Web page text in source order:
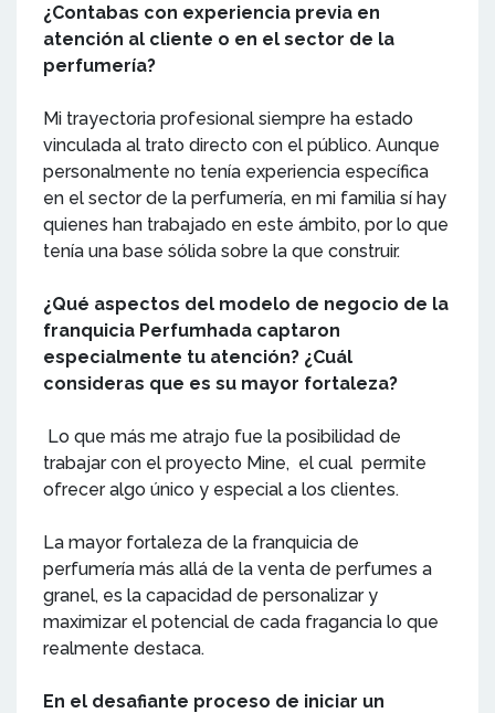
¿Contabas con experiencia previa en
atención al cliente o en el sector de la
perfumería?
Mi trayectoria profesional siempre ha estado
vinculada al trato directo con el público. Aunque
personalmente no tenía experiencia específica
en el sector de la perfumería, en mi familia sí hay
quienes han trabajado en este ámbito, por lo que
tenía una base sólida sobre la que construir.
¿Qué aspectos del modelo de negocio de la
franquicia Perfumhada captaron
especialmente tu atención? ¿Cuál
consideras que es su mayor fortaleza?
Lo que más me atrajo fue la posibilidad de
trabajar con el proyecto Mine, el cual permite
ofrecer algo único y especial a los clientes.
La mayor fortaleza de la franquicia de
perfumería más allá de la venta de perfumes a
granel, es la capacidad de personalizar y
maximizar el potencial de cada fragancia lo que
realmente destaca.
En el desafiante proceso de iniciar un